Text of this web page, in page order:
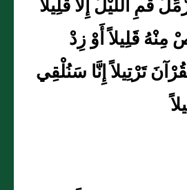
قُمِ اللَّيْلَ إِلاَّ قَلِيلاً
قَلِيلاً أَوْ زِدْ
تَرْتِيلاً إِنَّا سَنُلْقِي